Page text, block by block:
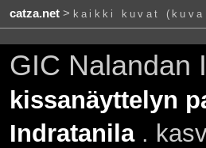
catza.net> kaikki kuvat (kuva
GIC Nalandan
kissanäyttelyn
Indratanila.